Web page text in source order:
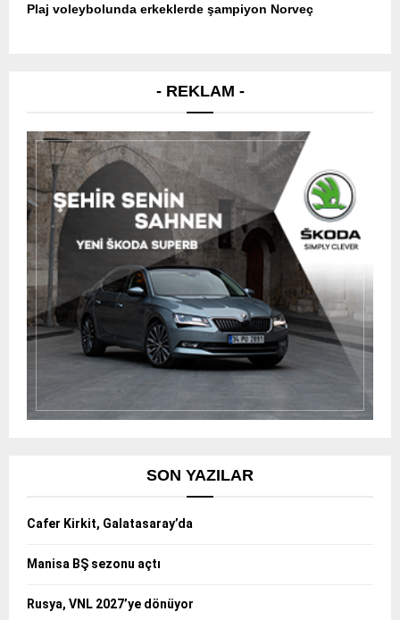
Plaj voleybolunda erkeklerde şampiyon Norveç
- REKLAM -
SON YAZILAR
Cafer Kirkit, Galatasaray’da
Manisa BŞ sezonu açtı
Rusya, VNL 2027’ye dönüyor